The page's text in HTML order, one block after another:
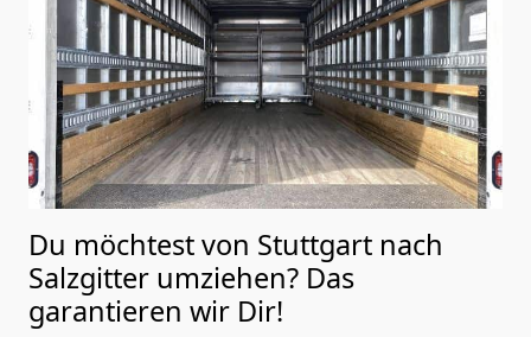
Du möchtest von Stuttgart nach
Salzgitter umziehen? Das
garantieren wir Dir!